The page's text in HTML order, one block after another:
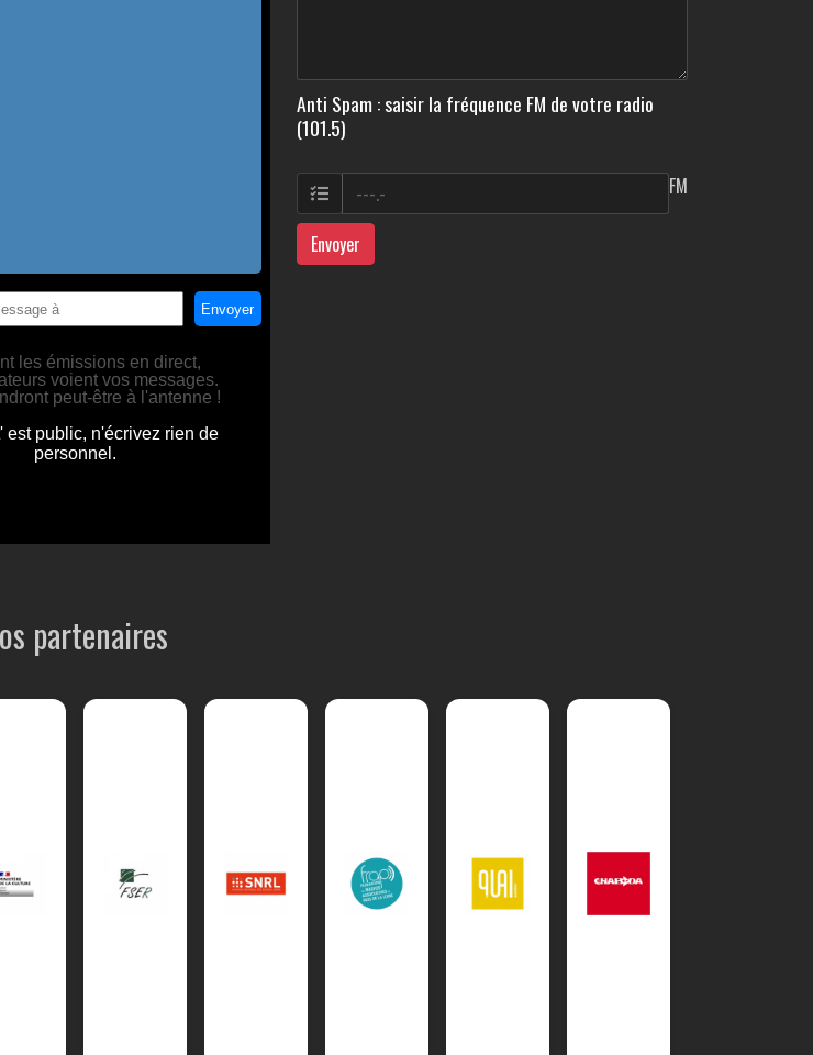
Anti Spam : saisir la fréquence FM de votre radio
(101.5)
FM
Envoyer
partenaires